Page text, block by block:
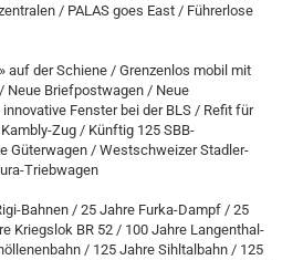
/ PALAS goes East / Führerlose
auf der Schiene / Grenzenlos mobil mit
Neue Briefpostwagen / Neue
Fenster bei der BLS / Refit für
Zug / Künftig 125 SBB-
Güterwagen / Westschweizer Stadler-
Triebwagen
Bahnen / 25 Jahre Furka-Dampf / 25
Kriegslok BR 52 / 100 Jahre Langenthal-
/ 125 Jahre Sihltalbahn / 125